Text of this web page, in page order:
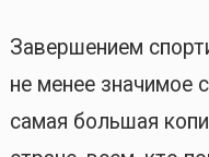
Завершением
не менее значимое
самая большая